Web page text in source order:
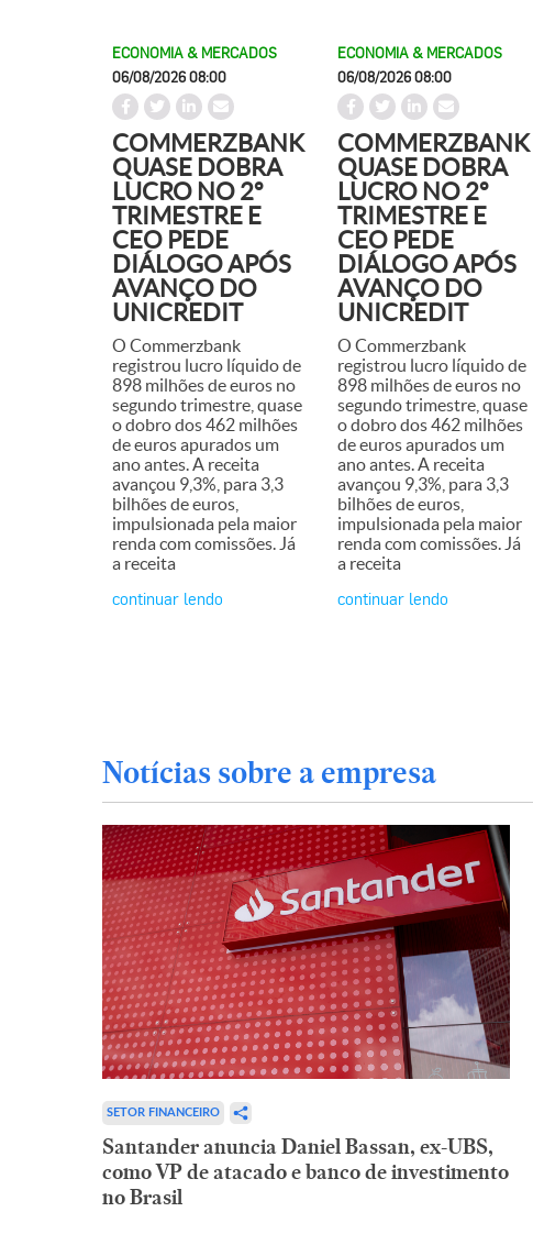
ECONOMIA & MERCADOS
06/08/2026 08:00
COMMERZBANK
QUASE DOBRA
LUCRO NO 2º
TRIMESTRE E
CEO PEDE
DIÁLOGO APÓS
AVANÇO DO
UNICREDIT
O Commerzbank
registrou lucro líquido de
898 milhões de euros no
segundo trimestre, quase
o dobro dos 462 milhões
de euros apurados um
ano antes. A receita
avançou 9,3%, para 3,3
bilhões de euros,
impulsionada pela maior
renda com comissões. Já
a receita
continuar lendo
ECONOMIA & MERCADOS
06/08/2026 08:00
COMMERZBANK
QUASE DOBRA
LUCRO NO 2º
TRIMESTRE E
CEO PEDE
DIÁLOGO APÓS
AVANÇO DO
UNICREDIT
O Commerzbank
registrou lucro líquido de
898 milhões de euros no
segundo trimestre, quase
o dobro dos 462 milhões
de euros apurados um
ano antes. A receita
avançou 9,3%, para 3,3
bilhões de euros,
impulsionada pela maior
renda com comissões. Já
a receita
continuar lendo
Notícias sobre a empresa
SETOR FINANCEIRO
Santander anuncia Daniel Bassan, ex-UBS,
como VP de atacado e banco de investimento
no Brasil